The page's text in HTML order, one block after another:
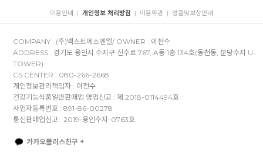
이용안내 | 개인정보 처리방침 | 이용약관 | 정품및보상안내
COMPANY : (주)넥스트에스엔엘/ OWNER : 이천수
ADDRESS : 경기도 용인시 수지구 신수로 767, A동 1층 134호(동천동, 분당수지 U-
TOWER)
CS CENTER : 080-266-2668
개인정보관리책임자 : 이천수
건강기능식품일반판매업 영업신고 : 제 2018-0114494호
사업자등록번호 : 891-86-00278
통신판매업신고 : 2019-용인수지-0763호
카카오플러스친구 +